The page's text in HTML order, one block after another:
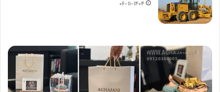
۰۶-۱۱-۱۴۰۴